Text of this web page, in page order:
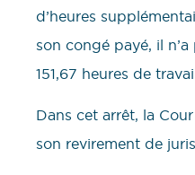
d’heures
son congé payé, il
151,67 heures de
Dans cet arrêt, la
son revirement de